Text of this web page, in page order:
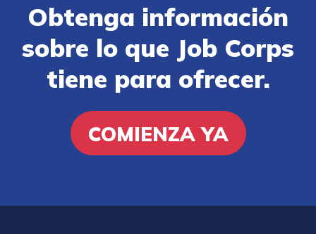
Obtenga información
sobre lo que Job Corps
tiene para ofrecer.
COMIENZA YA